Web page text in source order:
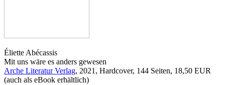
Éliette Abécassis
Mit uns wäre es anders gewesen
Arche Literatur Verlag, 2021, Hardcover, 144 Seiten, 18,50 EUR
(auch als eBook erhältlich)